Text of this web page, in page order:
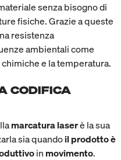
senza bisogno di
fisiche. Grazie a queste
resistenza
ambientali come
e la temperatura.
CODIFICA
marcatura laserè la sua
sia quandoil prodotto è
in movimento.